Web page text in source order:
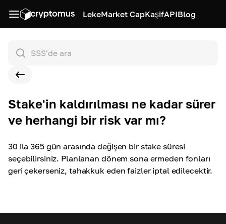
LekeMarket CapKaşifAPIBlog
Stake'in kaldırılması ne kadar sürer
ve herhangi bir risk var mı?
30 ila 365 gün arasında değişen bir stake süresi
seçebilirsiniz. Planlanan dönem sona ermeden fonları
geri çekerseniz, tahakkuk eden faizler iptal edilecektir.